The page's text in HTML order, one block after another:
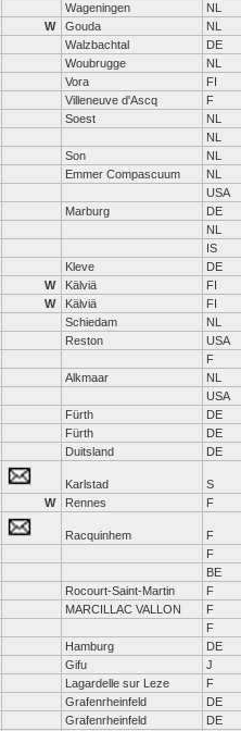
Wageningen NL
W Gouda NL
Walzbachtal
DE
Woubrugge NL
Vora
FI
Villeneuve d'Ascq
F
Soest NL
NL
Son NL
Emmer Compascuum NL
USA
Marburg
DE
NL
IS
Kleve
DE
W Kälviä
FI
W Kälviä
FI
Schiedam NL
Reston
USA
F
Alkmaar NL
USA
Fürth
DE
Fürth
DE
Duitsland DE
Karlstad S
W Rennes F
Racquinhem
F
F
BE
Rocourt-Saint-Martin
F
MARCILLAC VALLON
F
F
Hamburg
DE
Gifu
J
Lagardelle sur Leze
F
Grafenrheinfeld
DE
Grafenrheinfeld
DE